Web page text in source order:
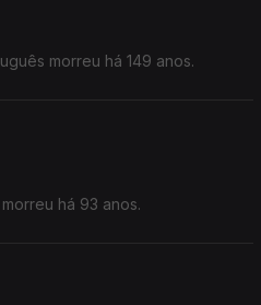
morreu há 149 anos.
há 93 anos.